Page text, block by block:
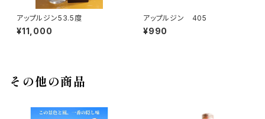
アップルジン53.5度
¥11,000
アップルジン 405
¥990
その他の商品